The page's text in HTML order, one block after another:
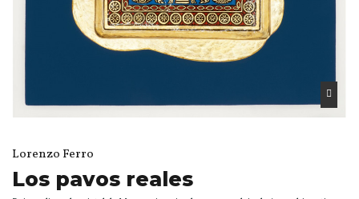
Lorenzo Ferro
Los pavos reales